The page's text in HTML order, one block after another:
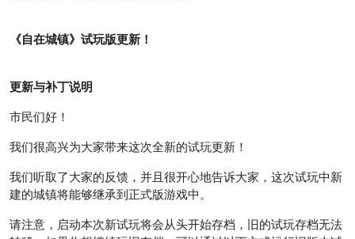
《自在城镇》试玩版更新！
更新与补丁说明
市民们好！
我们很高兴为大家带来这次全新的试玩更新！
我们听取了大家的反馈，并且很开心地告诉大家，这次试玩中新
建的城镇将能够继承到正式版游戏中。
请注意，启动本次新试玩将会从头开始存档，旧的试玩存档无法